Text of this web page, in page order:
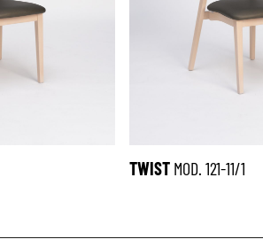
TWIST MOD. 121-11/1